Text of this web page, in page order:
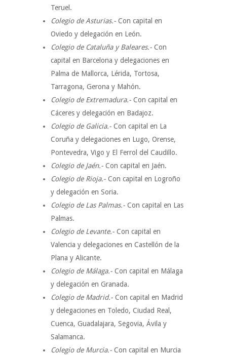
Teruel.
Colegio de Asturias.- Con capital en
Oviedo y delegación en León.
Colegio de Cataluña y Baleares.- Con
capital en Barcelona y delegaciones en
Palma de Mallorca, Lérida, Tortosa,
Tarragona, Gerona y Mahón.
Colegio de Extremadura.- Con capital en
Cáceres y delegación en Badajoz.
Colegio de Galicia.- Con capital en La
Coruña y delegaciones en Lugo, Orense,
Pontevedra, Vigo y El Ferrol del Caudillo.
Colegio de Jaén.- Con capital en Jaén.
Colegio de Rioja.- Con capital en Logroño
y delegación en Soria.
Colegio de Las Palmas.- Con capital en Las
Palmas.
Colegio de Levante.- Con capital en
Valencia y delegaciones en Castellón de la
Plana y Alicante.
Colegio de Málaga.- Con capital en Málaga
y delegación en Granada.
Colegio de Madrid.- Con capital en Madrid
y delegaciones en Toledo, Ciudad Real,
Cuenca, Guadalajara, Segovia, Ávila y
Salamanca.
Colegio de Murcia.- Con capital en Murcia